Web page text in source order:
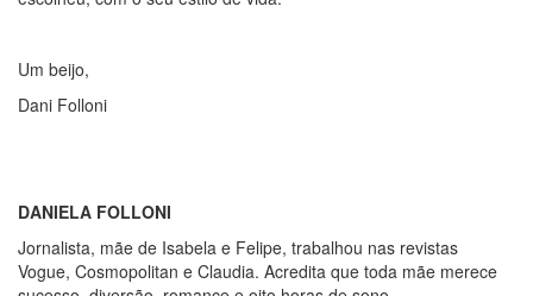
Um beijo,
Dani Folloni
DANIELA FOLLONI
Jornalista, mãe de Isabela e Felipe, trabalhou nas revistas
Vogue, Cosmopolitan e Claudia. Acredita que toda mãe merece